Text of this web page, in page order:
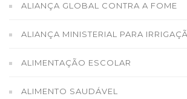
ALIANÇA GLOBAL CONTRA A FOME
ALIANÇA MINISTERIAL PARA
ALIMENTAÇÃO ESCOLAR
ALIMENTO SAUDÁVEL